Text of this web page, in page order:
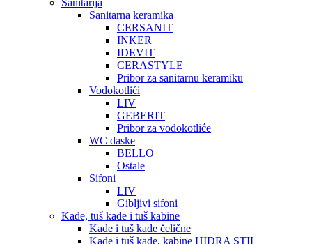
Sanitarna keramika
CERSANIT
INKER
IDEVIT
CERASTYLE
Pribor za sanitarnu keramiku
Vodokotlići
LIV
GEBERIT
Pribor za vodokotliće
WC daske
BELLO
Ostale
Sifoni
LIV
Gibljivi sifoni
Kade, tuš kade i tuš kabine
Kade i tuš kade čelične
Kade i tuš kade, kabine HIDRA STIL